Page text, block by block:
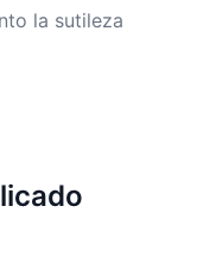
la sutileza